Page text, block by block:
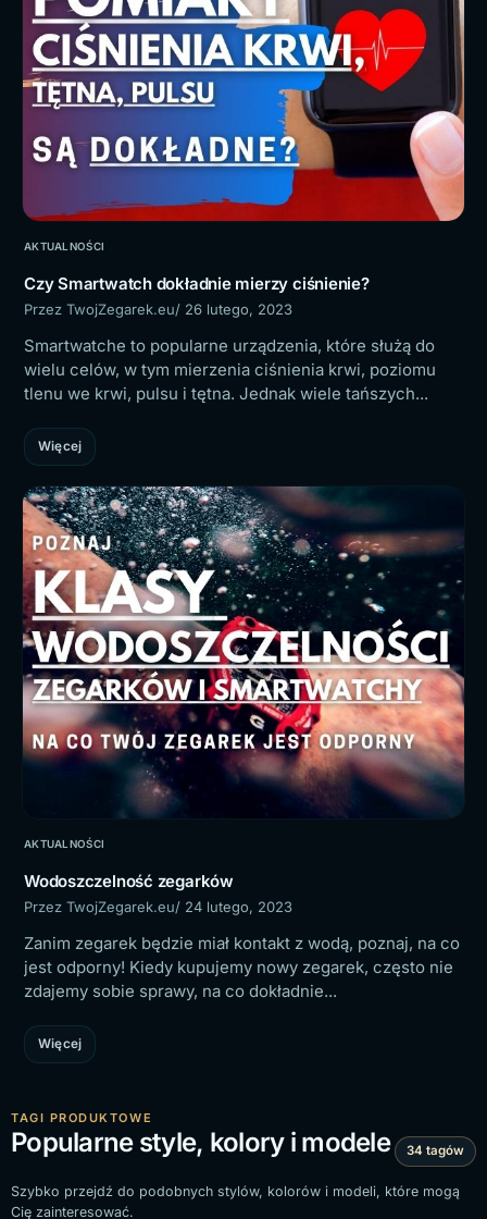
AKTUALNOŚCI
Czy Smartwatch dokładnie mierzy ciśnienie?
Przez TwojZegarek.eu/ 26 lutego, 2023
Smartwatche to popularne urządzenia, które służą do
wielu celów, w tym mierzenia ciśnienia krwi, poziomu
tlenu we krwi, pulsu i tętna. Jednak wiele tańszych...
Więcej
AKTUALNOŚCI
Wodoszczelność zegarków
Przez TwojZegarek.eu/ 24 lutego, 2023
Zanim zegarek będzie miał kontakt z wodą, poznaj, na co
jest odporny! Kiedy kupujemy nowy zegarek, często nie
zdajemy sobie sprawy, na co dokładnie...
Więcej
TAGI PRODUKTOWE
Popularne style, kolory i modele 34 tagów
Szybko przejdź do podobnych stylów, kolorów i modeli, które mogą
Cię zainteresować.